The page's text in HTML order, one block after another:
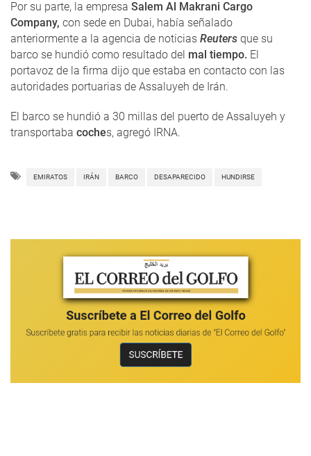
Por su parte, la empresa Salem Al Makrani Cargo
Company, con sede en Dubai, había señalado
anteriormente a la agencia de noticias Reuters que su
barco se hundió como resultado del mal tiempo. El
portavoz de la firma dijo que estaba en contacto con las
autoridades portuarias de Assaluyeh de Irán.
El barco se hundió a 30 millas del puerto de Assaluyeh y
transportaba coches, agregó IRNA.
EMIRATOS IRÁN BARCO DESAPARECIDO HUNDIRSE